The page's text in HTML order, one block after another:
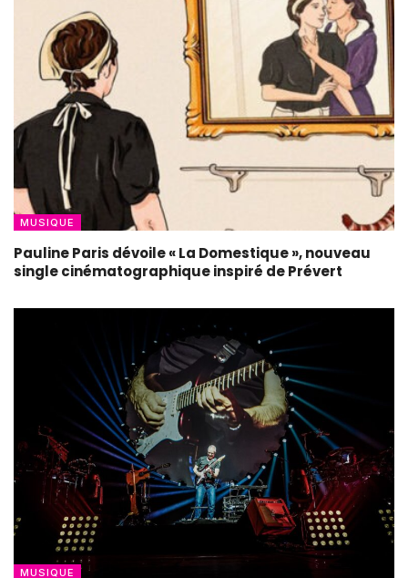
MUSIQUE
Pauline Paris dévoile « La Domestique », nouveau
single cinématographique inspiré de Prévert
MUSIQUE